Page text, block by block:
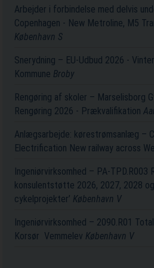
Arbejder i forbindelse med delvis
Copenhagen - New Metroline, M5
København S
Snerydning – EU-Udbud 2026 -
Kommune Broby
Rengøring af skoler – Marselisborg
Rengøring 2026 - Prækvalifikation
Anlægsarbejde: kørestrømsanlæg –
Electrification New railway across
Ingeniørvirksomhed – PA-TPD.R003
konsulentstøtte 2026, 2027, 2028
cykelprojekter’ København V
Ingeniørvirksomhed – 2090.R01
Korsør ­ Vemmelev København V